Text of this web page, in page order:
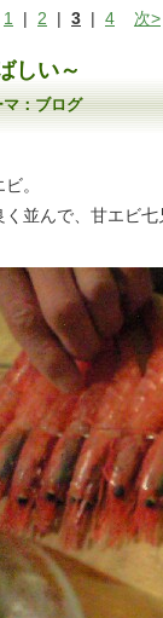
1 | 2 | 3 | 4 次>
しい～
マ：ブログ
。
く並んで、甘エビ七